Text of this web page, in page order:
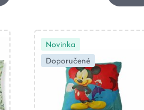
Novinka
Doporučené